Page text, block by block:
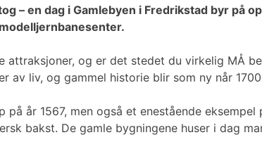
– en dag i Gamlebyen i Fredrikstad byr på
attraksjoner, og er det stedet du virkelig MÅ
av liv, og gammel historie blir som ny når
år 1567, men også et enestående
bakst. De gamle bygningene huser i dag